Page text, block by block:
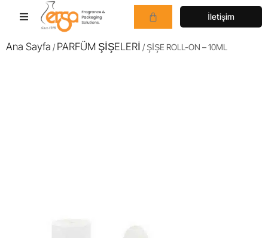
İletişim
Ana Sayfa /PARFÜM ŞİŞELERİ / ŞİŞE ROLL-ON – 10ML